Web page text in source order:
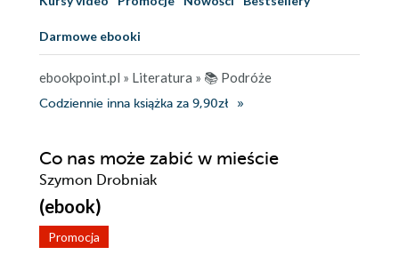
Darmowe ebooki
ebookpoint.pl » Literatura » 📚 Podróże
Codziennie inna książka za 9,90zł
Co nas może zabić w mieście
Szymon Drobniak
(ebook)
Promocja